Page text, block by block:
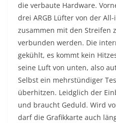
die verbaute Hardware.
drei ARGB Lüfter von der
zusammen mit den Streifen
verbunden werden. Die
gekühlt, es kommt kein
seine Luft von unten, also
Selbst ein mehrstündiger
überhitzen. Leidglich der
und braucht Geduld. Wird
darf die Grafikkarte auch